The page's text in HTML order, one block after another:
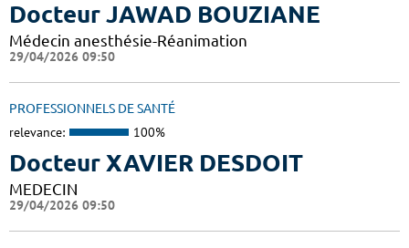
Docteur JAWAD BOUZIANE
Médecin anesthésie-Réanimation
29/04/2026 09:50
PROFESSIONNELS DE SANTÉ
relevance: 100%
Docteur XAVIER DESDOIT
MEDECIN
29/04/2026 09:50